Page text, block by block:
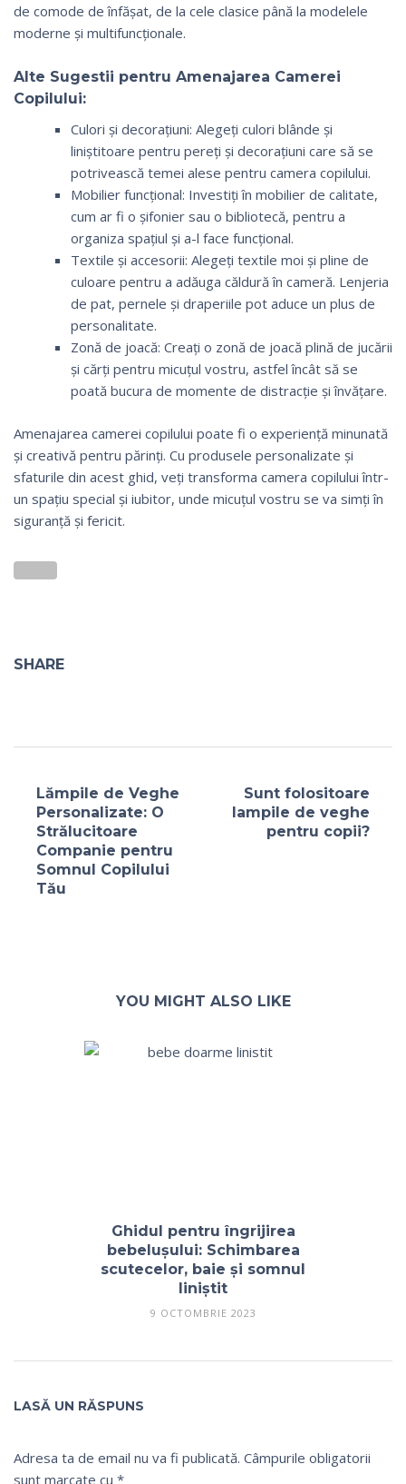
de comode de înfășat, de la cele clasice până la modelele
moderne și multifuncționale.
Alte Sugestii pentru Amenajarea Camerei
Copilului:
Culori și decorațiuni: Alegeți culori blânde și
liniștitoare pentru pereți și decorațiuni care să se
potrivească temei alese pentru camera copilului.
Mobilier funcțional: Investiți în mobilier de calitate,
cum ar fi o șifonier sau o bibliotecă, pentru a
organiza spațiul și a-l face funcțional.
Textile și accesorii: Alegeți textile moi și pline de
culoare pentru a adăuga căldură în cameră. Lenjeria
de pat, pernele și draperiile pot aduce un plus de
personalitate.
Zonă de joacă: Creați o zonă de joacă plină de jucării
și cărți pentru micuțul vostru, astfel încât să se
poată bucura de momente de distracție și învățare.
Amenajarea camerei copilului poate fi o experiență minunată
și creativă pentru părinți. Cu produsele personalizate și
sfaturile din acest ghid, veți transforma camera copilului într-
un spațiu special și iubitor, unde micuțul vostru se va simți în
siguranță și fericit.
SHARE
Lămpile de Veghe
Personalizate: O
Strălucitoare
Companie pentru
Somnul Copilului
Tău
Sunt folositoare
lampile de veghe
pentru copii?
YOU MIGHT ALSO LIKE
Ghidul pentru îngrijirea
bebelușului: Schimbarea
scutecelor, baie și somnul
liniștit
9 OCTOMBRIE 2023
LASĂ UN RĂSPUNS
Adresa ta de email nu va fi publicată. Câmpurile obligatorii
sunt marcate cu *